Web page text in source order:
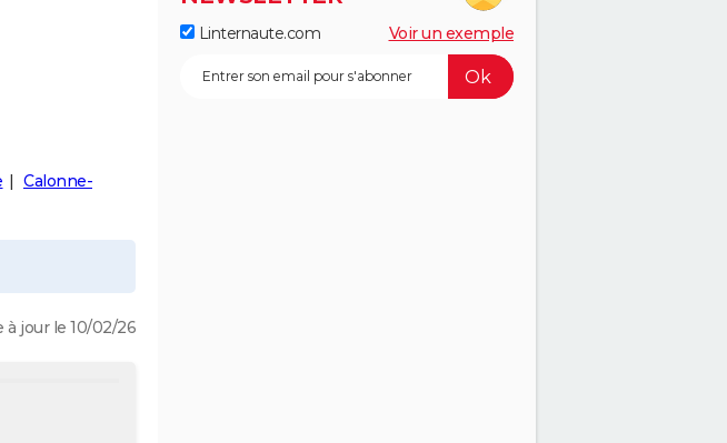
Calonne-
à jour le 10/02/26
Linternaute.com Voir un exemple